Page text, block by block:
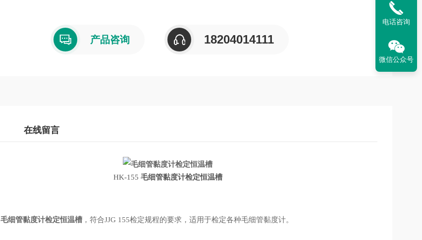
产品咨询 18204014111
在线留言
HK-155 毛细管黏度计检定恒温槽
毛细管黏度计检定恒温槽，符合JJG 155检定规程的要求，适用于检定各种毛细管黏度计。
电话咨询
微信公众号